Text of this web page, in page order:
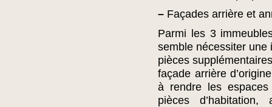
– Façades arrière et
Parmi les 3
semble nécessiter une
pièces
façade arrière
à rendre les espaces
pièces d’habitation,